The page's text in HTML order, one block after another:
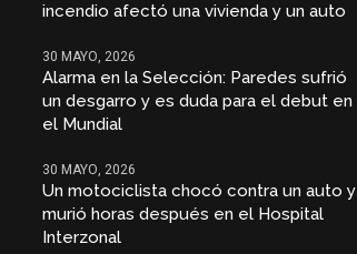
incendio afectó una vivienda y un auto
30 MAYO, 2026
Alarma en la Selección: Paredes sufrió
un desgarro y es duda para el debut en
el Mundial
30 MAYO, 2026
Un motociclista chocó contra un auto y
murió horas después en el Hospital
Interzonal